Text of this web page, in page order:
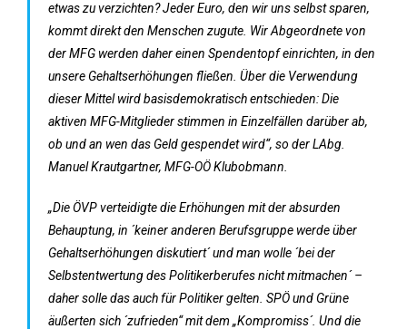
etwas zu verzichten? Jeder Euro, den wir uns selbst sparen,
kommt direkt den Menschen zugute. Wir Abgeordnete von
der MFG werden daher einen Spendentopf einrichten, in den
unsere Gehaltserhöhungen fließen. Über die Verwendung
dieser Mittel wird basisdemokratisch entschieden: Die
aktiven MFG-Mitglieder stimmen in Einzelfällen darüber ab,
ob und an wen das Geld gespendet wird“, so der LAbg.
Manuel Krautgartner, MFG-OÖ Klubobmann.
„Die ÖVP verteidigte die Erhöhungen mit der absurden
Behauptung, in ´keiner anderen Berufsgruppe werde über
Gehaltserhöhungen diskutiert´ und man wolle ´bei der
Selbstentwertung des Politikerberufes nicht mitmachen´ –
daher solle das auch für Politiker gelten. SPÖ und Grüne
äußerten sich ´zufrieden“ mit dem „Kompromiss´. Und die